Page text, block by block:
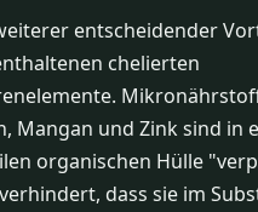
entscheidender
chelierten
Mangan und Zink sind in
organischen Hülle
dass sie im